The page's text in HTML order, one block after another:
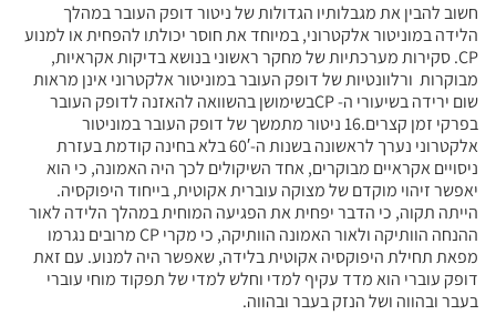
חשוב להבין את מגבלותיו הגדולות של ניטור דופק העובר במהלך
הלידה במוניטור אלקטרוני, במיוחד את חוסר יכולתו להפחית או למנוע
CP. סקירות מערכתיות של מחקר ראשוני בנושא בדיקות אקראיות,
מבוקרות ורלוונטיות של דופק העובר במוניטור אלקטרוני אינן מראות
שום ירידה בשיעורי ה- CPבשימושן בהשוואה להאזנה לדופק העובר
בפרקי זמן קצרים.16 ניטור מתמשך של דופק העובר במוניטור
אלקטרוני נערך לראשונה בשנות ה-60′ בלא בחינה קודמת בעזרת
ניסויים אקראיים מבוקרים, אחד השיקולים לכך היה האמונה, כי הוא
יאפשר זיהוי מוקדם של מצוקה עוברית אקוטית, בייחוד היפוקסיה.
הייתה תקוה, כי הדבר יפחית את הפגיעה המוחית במהלך הלידה לאור
ההנחה הוותיקה ולאור האמונה הוותיקה, כי מקרי CP מרובים נגרמו
מפאת תחילת היפוקסיה אקוטית בלידה, שאפשר היה למנוע. עם זאת
דופק עוברי הוא מדד עקיף למדי וחלש למדי של תפקוד מוחי עוברי
בעבר ובהווה ושל הנזק בעבר ובהווה.